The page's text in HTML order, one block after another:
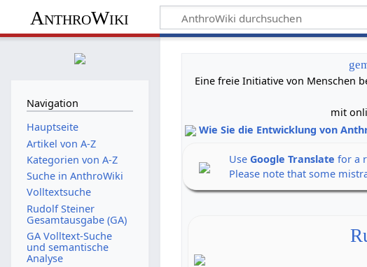
AnthroWiki
Eine freie Initiative von Menschen
mit
Wie Sie die Entwicklung von
UseGoogle Translate for a
Please note that some
Navigation
Hauptseite
Artikel von A-Z
Kategorien von A-Z
Suche in AnthroWiki
Volltextsuche
Rudolf Steiner
Gesamtausgabe (GA)
GA Volltext-Suche
und semantische
Analyse